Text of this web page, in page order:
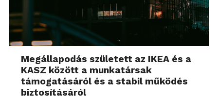
Megállapodás született az IKEA és a
KASZ között a munkatársak
támogatásáról és a stabil működés
biztosításáról